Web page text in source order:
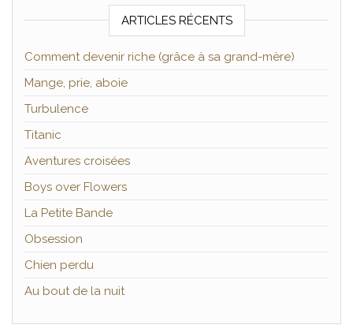
ARTICLES RÉCENTS
Comment devenir riche (grâce à sa grand-mère)
Mange, prie, aboie
Turbulence
Titanic
Aventures croisées
Boys over Flowers
La Petite Bande
Obsession
Chien perdu
Au bout de la nuit